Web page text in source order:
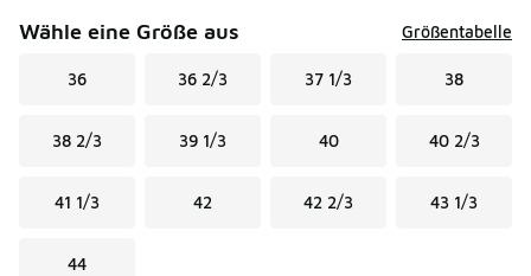
Wähle eine Größe aus Größentabelle
36 36 2/3 37 1/3 38
38 2/3 39 1/3 40 40 2/3
41 1/3 42 42 2/3 43 1/3
44